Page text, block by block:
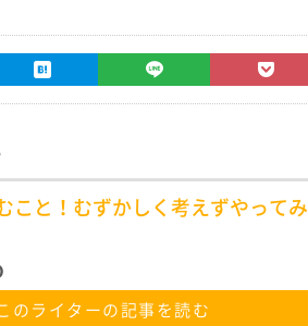
こと！むずかしく考えずやってみ
のライターの記事を読む